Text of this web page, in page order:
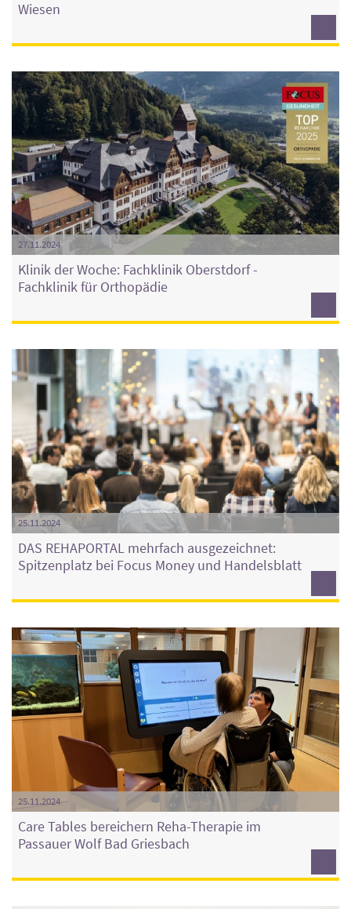
Wiesen
27.11.2024
Klinik der Woche: Fachklinik Oberstdorf -
Fachklinik für Orthopädie
25.11.2024
DAS REHAPORTAL mehrfach ausgezeichnet:
Spitzenplatz bei Focus Money und Handelsblatt
25.11.2024
Care Tables bereichern Reha-Therapie im
Passauer Wolf Bad Griesbach